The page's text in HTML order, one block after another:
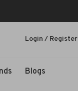
Blogs
Login / Register